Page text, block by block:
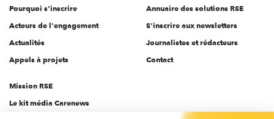
Pourquoi s'inscrire
Acteurs de l'engagement
Actualités
Appels à projets
Annuaire des solutions RSE
S'inscrire aux newsletters
Journalistes et rédacteurs
Contact
Mission RSE
Le kit média Carenews